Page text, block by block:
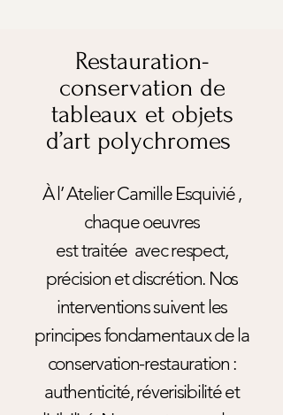
Restauration-
conservation de
tableaux et objets
d’art polychromes
À l’ Atelier Camille Esquivié ,
chaque oeuvres
esttraitée avec respect,
précision et discrétion. Nos
interventions suivent les
principes fondamentaux de la
conservation-restauration :
authenticité, réverisibilité et